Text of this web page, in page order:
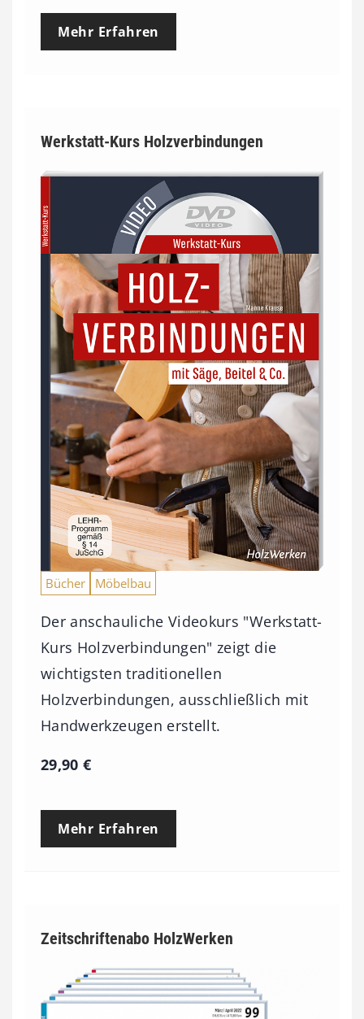
Mehr Erfahren
Werkstatt-Kurs Holzverbindungen
Bücher Möbelbau
Der anschauliche Videokurs "Werkstatt-
Kurs Holzverbindungen" zeigt die
wichtigsten traditionellen
Holzverbindungen, ausschließlich mit
Handwerkzeugen erstellt.
29,90€
Mehr Erfahren
Zeitschriftenabo HolzWerken